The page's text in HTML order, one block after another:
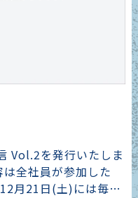
Vol.2を発行いたしま
全社員が参加した
12月21日(土)には毎…